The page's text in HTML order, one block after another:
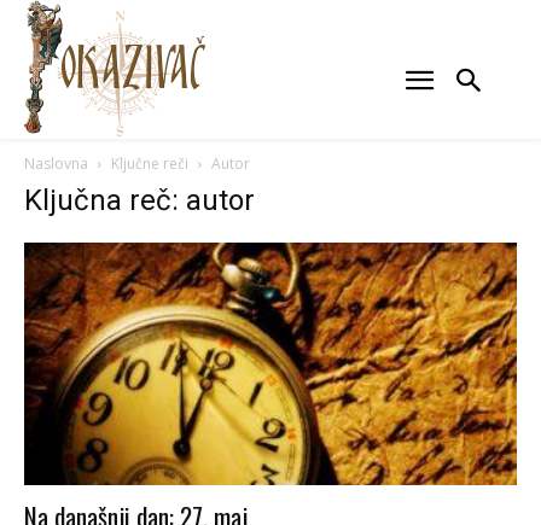
Naslovna Ključne reči Autor
Ključna reč: autor
Na današnji dan: 27. maj